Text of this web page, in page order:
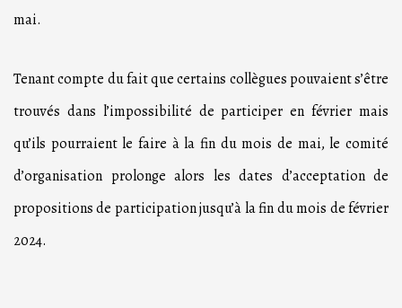
mai.
Tenant compte du fait que certains collègues pouvaient s’être
trouvés dans l’impossibilité de participer en février mais
qu’ils pourraient le faire à la fin du mois de mai, le comité
d’organisation prolonge alors les dates d’acceptation de
propositions de participation jusqu’à la fin du mois de février
2024.